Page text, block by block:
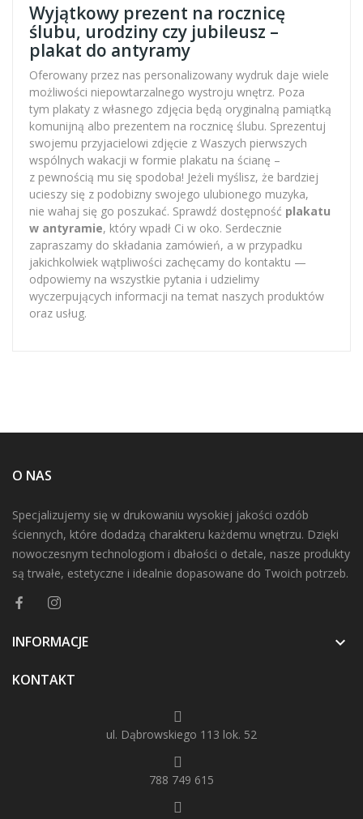
Wyjątkowy prezent na rocznicę
ślubu, urodziny czy jubileusz –
plakat do antyramy
Oferowany przez nas personalizowany wydruk daje wiele
możliwości niepowtarzalnego wystroju wnętrz. Poza
tym plakaty z własnego zdjęcia będą oryginalną pamiątką
komunijną albo prezentem na rocznicę ślubu. Sprezentuj
swojemu przyjacielowi zdjęcie z Waszych pierwszych
wspólnych wakacji w formie plakatu na ścianę –
z pewnością mu się spodoba! Jeżeli myślisz, że bardziej
ucieszy się z podobizny swojego ulubionego muzyka,
nie wahaj się go poszukać. Sprawdź dostępność plakatu
w antyramie, który wpadł Ci w oko. Serdecznie
zapraszamy do składania zamówień, a w przypadku
jakichkolwiek wątpliwości zachęcamy do kontaktu —
odpowiemy na wszystkie pytania i udzielimy
wyczerpujących informacji na temat naszych produktów
oraz usług.
O NAS
Specjalizujemy się w drukowaniu wysokiej jakości ozdób
ściennych, które dodadzą charakteru każdemu wnętrzu. Dzięki
nowoczesnym technologiom i dbałości o detale, nasze produkty
są trwałe, estetyczne i idealnie dopasowane do Twoich potrzeb.
INFORMACJE 
KONTAKT
ul. Dąbrowskiego 113 lok. 52
788 749 615